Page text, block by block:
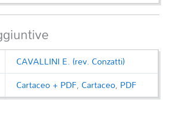
CAVALLINI E. (rev. Conzatti)
Cartaceo + PDF,Cartaceo, PDF